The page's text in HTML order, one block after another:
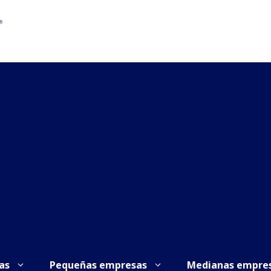
Pequeñas empresas Medianas